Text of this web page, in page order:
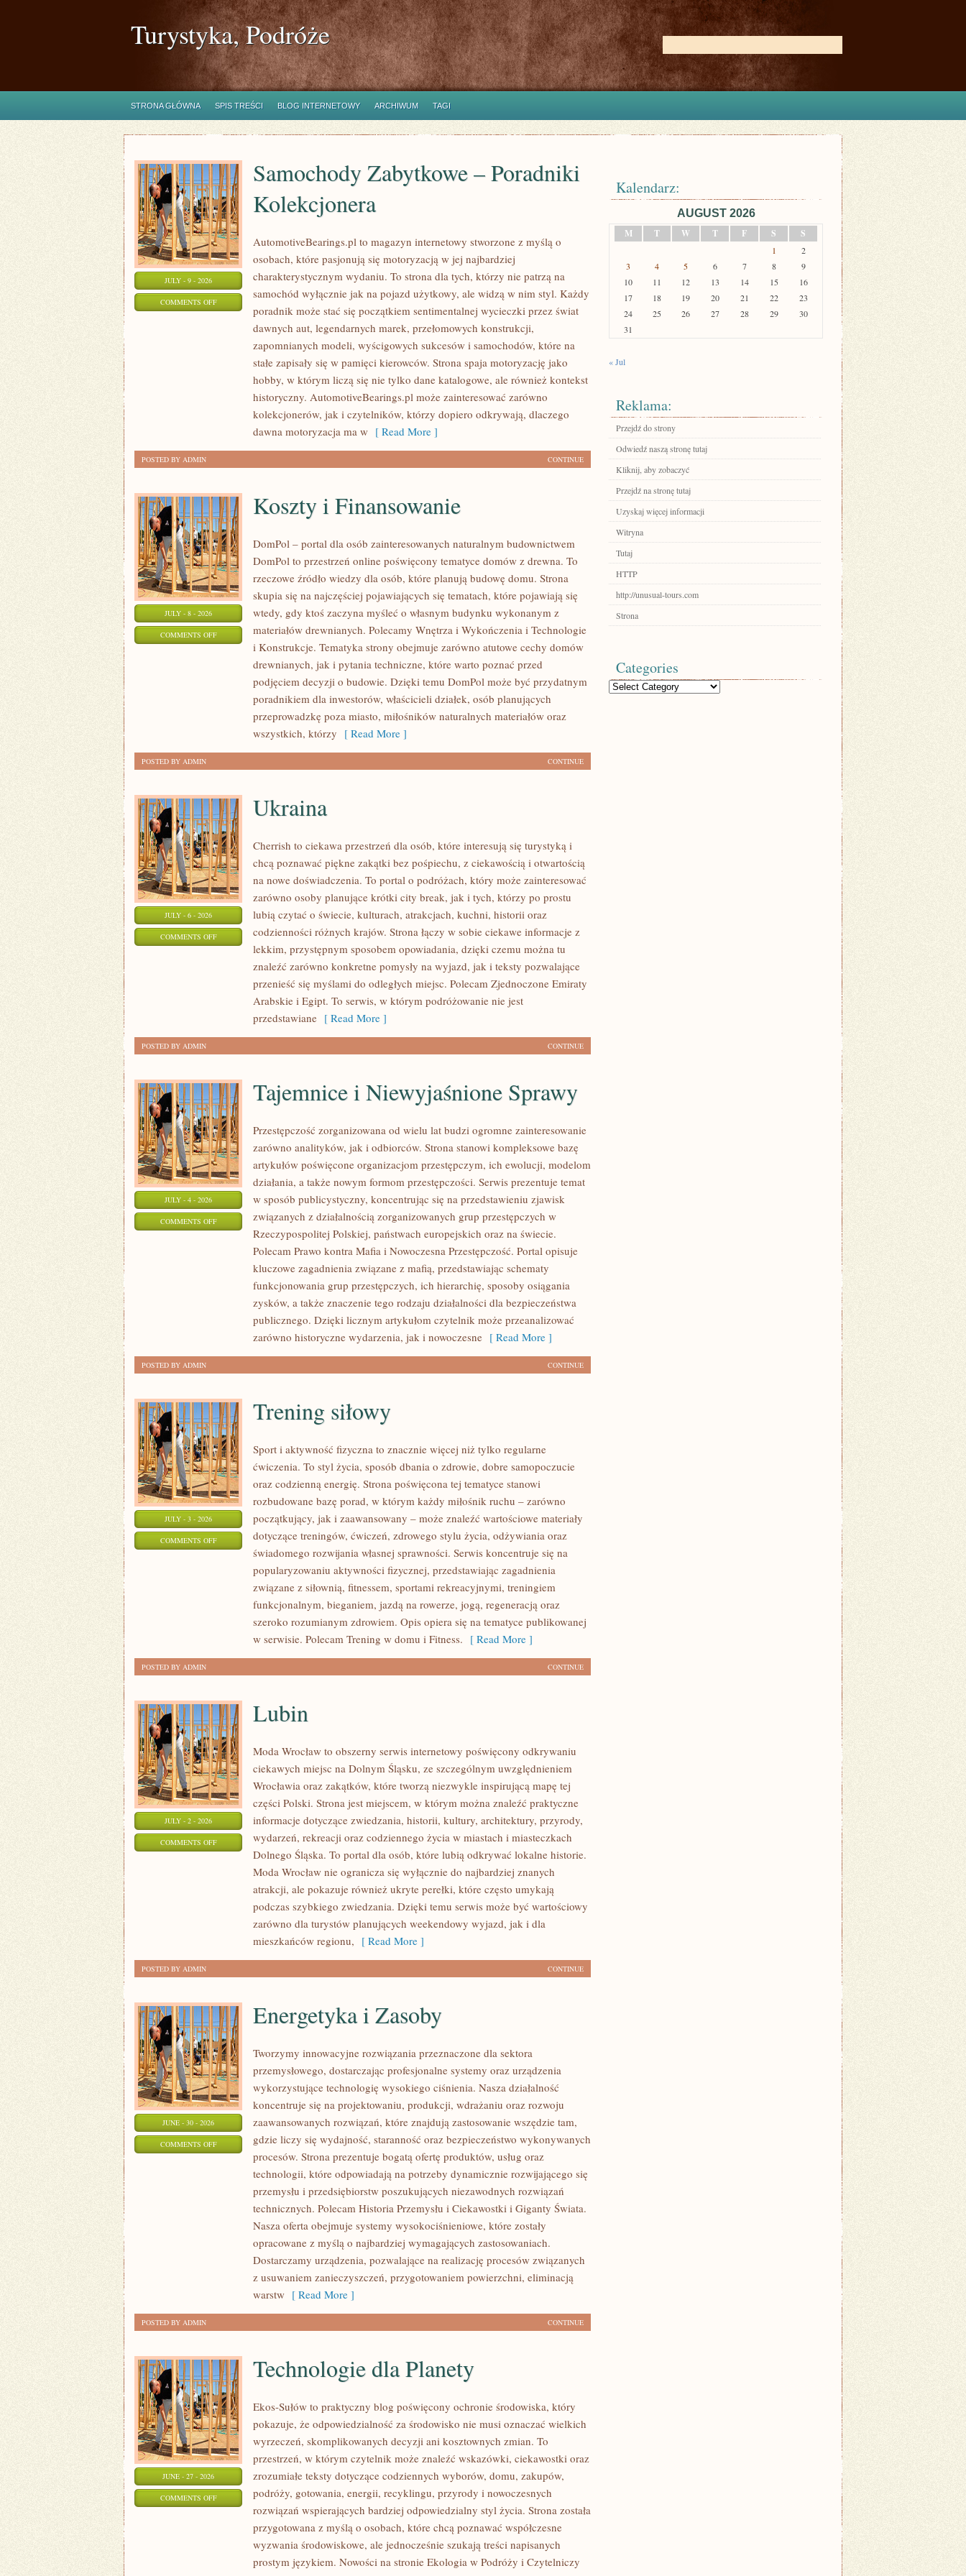
Turystyka, Podróże
STRONA GŁÓWNA SPIS TREŚCI BLOG INTERNETOWY ARCHIWUM TAGI
JULY - 9 - 2026
COMMENTS OFFON
SAMOCHODY
Samochody Zabytkowe – Poradniki
Kolekcjonera
AutomotiveBearings.pl to magazyn internetowy stworzone z myślą o
osobach, które pasjonują się motoryzacją w jej najbardziej
charakterystycznym wydaniu. To strona dla tych, którzy nie patrzą na
samochód wyłącznie jak na pojazd użytkowy, ale widzą w nim styl. Każdy
poradnik może stać się początkiem sentimentalnej wycieczki przez świat
dawnych aut, legendarnych marek, przełomowych konstrukcji,
zapomnianych modeli, wyścigowych sukcesów i samochodów, które na
stałe zapisały się w pamięci kierowców. Strona spaja motoryzację jako
hobby, w którym liczą się nie tylko dane katalogowe, ale również kontekst
historyczny. AutomotiveBearings.pl może zainteresować zarówno
kolekcjonerów, jak i czytelników, którzy dopiero odkrywają, dlaczego
dawna motoryzacja ma w [ Read More ]
CONTINUE
POSTED BY ADMIN
JULY - 8 - 2026
COMMENTS OFFON
FINANSOWANIE
Koszty i Finansowanie
DomPol – portal dla osób zainteresowanych naturalnym budownictwem
DomPol to przestrzeń online poświęcony tematyce domów z drewna. To
rzeczowe źródło wiedzy dla osób, które planują budowę domu. Strona
skupia się na najczęściej pojawiających się tematach, które pojawiają się
wtedy, gdy ktoś zaczyna myśleć o własnym budynku wykonanym z
materiałów drewnianych. Polecamy Wnętrza i Wykończenia i Technologie
i Konstrukcje. Tematyka strony obejmuje zarówno atutowe cechy domów
drewnianych, jak i pytania techniczne, które warto poznać przed
podjęciem decyzji o budowie. Dzięki temu DomPol może być przydatnym
poradnikiem dla inwestorów, właścicieli działek, osób planujących
przeprowadzkę poza miasto, miłośników naturalnych materiałów oraz
wszystkich, którzy [ Read More ]
CONTINUE
POSTED BY ADMIN
JULY - 6 - 2026
COMMENTS OFFON
Ukraina
Cherrish to ciekawa przestrzeń dla osób, które interesują się turystyką i
chcą poznawać piękne zakątki bez pośpiechu, z ciekawością i otwartością
na nowe doświadczenia. To portal o podróżach, który może zainteresować
zarówno osoby planujące krótki city break, jak i tych, którzy po prostu
lubią czytać o świecie, kulturach, atrakcjach, kuchni, historii oraz
codzienności różnych krajów. Strona łączy w sobie ciekawe informacje z
lekkim, przystępnym sposobem opowiadania, dzięki czemu można tu
znaleźć zarówno konkretne pomysły na wyjazd, jak i teksty pozwalające
przenieść się myślami do odległych miejsc. Polecam Zjednoczone Emiraty
Arabskie i Egipt. To serwis, w którym podróżowanie nie jest
przedstawiane [ Read More ]
CONTINUE
POSTED BY ADMIN
JULY - 4 - 2026
COMMENTS OFFON
TAJEMNICE
NIEWYJAŚNIONE
Tajemnice i Niewyjaśnione Sprawy
Przestępczość zorganizowana od wielu lat budzi ogromne zainteresowanie
zarówno analityków, jak i odbiorców. Strona stanowi kompleksowe bazę
artykułów poświęcone organizacjom przestępczym, ich ewolucji, modelom
działania, a także nowym formom przestępczości. Serwis prezentuje temat
w sposób publicystyczny, koncentrując się na przedstawieniu zjawisk
związanych z działalnością zorganizowanych grup przestępczych w
Rzeczypospolitej Polskiej, państwach europejskich oraz na świecie.
Polecam Prawo kontra Mafia i Nowoczesna Przestępczość. Portal opisuje
kluczowe zagadnienia związane z mafią, przedstawiając schematy
funkcjonowania grup przestępczych, ich hierarchię, sposoby osiągania
zysków, a także znaczenie tego rodzaju działalności dla bezpieczeństwa
publicznego. Dzięki licznym artykułom czytelnik może przeanalizować
zarówno historyczne wydarzenia, jak i nowoczesne [ Read More ]
CONTINUE
POSTED BY ADMIN
JULY - 3 - 2026
COMMENTS OFFON
Trening siłowy
Sport i aktywność fizyczna to znacznie więcej niż tylko regularne
ćwiczenia. To styl życia, sposób dbania o zdrowie, dobre samopoczucie
oraz codzienną energię. Strona poświęcona tej tematyce stanowi
rozbudowane bazę porad, w którym każdy miłośnik ruchu – zarówno
początkujący, jak i zaawansowany – może znaleźć wartościowe materiały
dotyczące treningów, ćwiczeń, zdrowego stylu życia, odżywiania oraz
świadomego rozwijania własnej sprawności. Serwis koncentruje się na
popularyzowaniu aktywności fizycznej, przedstawiając zagadnienia
związane z siłownią, fitnessem, sportami rekreacyjnymi, treningiem
funkcjonalnym, bieganiem, jazdą na rowerze, jogą, regeneracją oraz
szeroko rozumianym zdrowiem. Opis opiera się na tematyce publikowanej
w serwisie. Polecam Trening w domu i Fitness. [ Read More ]
CONTINUE
POSTED BY ADMIN
JULY - 2 - 2026
COMMENTS OFFON
Lubin
Moda Wrocław to obszerny serwis internetowy poświęcony odkrywaniu
ciekawych miejsc na Dolnym Śląsku, ze szczególnym uwzględnieniem
Wrocławia oraz zakątków, które tworzą niezwykle inspirującą mapę tej
części Polski. Strona jest miejscem, w którym można znaleźć praktyczne
informacje dotyczące zwiedzania, historii, kultury, architektury, przyrody,
wydarzeń, rekreacji oraz codziennego życia w miastach i miasteczkach
Dolnego Śląska. To portal dla osób, które lubią odkrywać lokalne historie.
Moda Wrocław nie ogranicza się wyłącznie do najbardziej znanych
atrakcji, ale pokazuje również ukryte perełki, które często umykają
podczas szybkiego zwiedzania. Dzięki temu serwis może być wartościowy
zarówno dla turystów planujących weekendowy wyjazd, jak i dla
mieszkańców regionu, [ Read More ]
CONTINUE
POSTED BY ADMIN
JUNE - 30 - 2026
COMMENTS OFFON
ENERGETYKA
Energetyka i Zasoby
Tworzymy innowacyjne rozwiązania przeznaczone dla sektora
przemysłowego, dostarczając profesjonalne systemy oraz urządzenia
wykorzystujące technologię wysokiego ciśnienia. Nasza działalność
koncentruje się na projektowaniu, produkcji, wdrażaniu oraz rozwoju
zaawansowanych rozwiązań, które znajdują zastosowanie wszędzie tam,
gdzie liczy się wydajność, staranność oraz bezpieczeństwo wykonywanych
procesów. Strona prezentuje bogatą ofertę produktów, usług oraz
technologii, które odpowiadają na potrzeby dynamicznie rozwijającego się
przemysłu i przedsiębiorstw poszukujących niezawodnych rozwiązań
technicznych. Polecam Historia Przemysłu i Ciekawostki i Giganty Świata.
Nasza oferta obejmuje systemy wysokociśnieniowe, które zostały
opracowane z myślą o najbardziej wymagających zastosowaniach.
Dostarczamy urządzenia, pozwalające na realizację procesów związanych
z usuwaniem zanieczyszczeń, przygotowaniem powierzchni, eliminacją
warstw [ Read More ]
CONTINUE
POSTED BY ADMIN
JUNE - 27 - 2026
COMMENTS OFFON
TECHNOLOGIE
Technologie dla Planety
Ekos-Sułów to praktyczny blog poświęcony ochronie środowiska, który
pokazuje, że odpowiedzialność za środowisko nie musi oznaczać wielkich
wyrzeczeń, skomplikowanych decyzji ani kosztownych zmian. To
przestrzeń, w którym czytelnik może znaleźć wskazówki, ciekawostki oraz
zrozumiałe teksty dotyczące codziennych wyborów, domu, zakupów,
podróży, gotowania, energii, recyklingu, przyrody i nowoczesnych
rozwiązań wspierających bardziej odpowiedzialny styl życia. Strona została
przygotowana z myślą o osobach, które chcą poznawać współczesne
wyzwania środowiskowe, ale jednocześnie szukają treści napisanych
prostym językiem. Nowości na stronie Ekologia w Podróży i Czytelniczy
Kalendarz:
AUGUST 2026
M
T W T F S S
1
2
3
4 5 6 7 8
9
10
11 12 13 14 15
16
17
18 19 20 21 22
23
24
25 26 27 28 29
30
31
« Jul
Reklama:
Przejdź do strony
Odwiedź naszą stronę tutaj
Kliknij, aby zobaczyć
Przejdź na stronę tutaj
Uzyskaj więcej informacji
Witryna
Tutaj
HTTP
http://unusual-tours.com
Strona
Categories
Categories